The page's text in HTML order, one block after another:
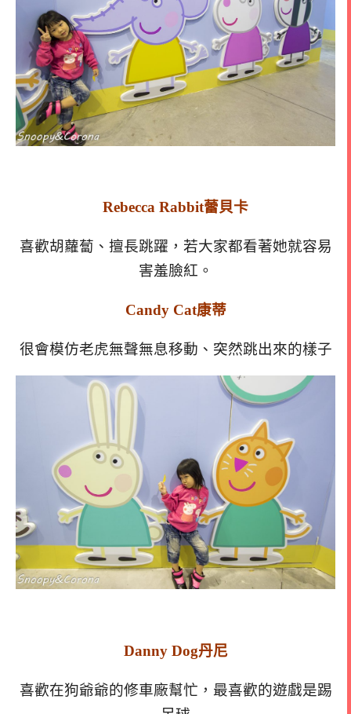
Rebecca Rabbit蕾貝卡
喜歡胡蘿蔔、擅長跳躍，若大家都看著她就容易
害羞臉紅。
Candy Cat康蒂
很會模仿老虎無聲無息移動、突然跳出來的樣子
Danny Dog丹尼
喜歡在狗爺爺的修車廠幫忙，最喜歡的遊戲是踢